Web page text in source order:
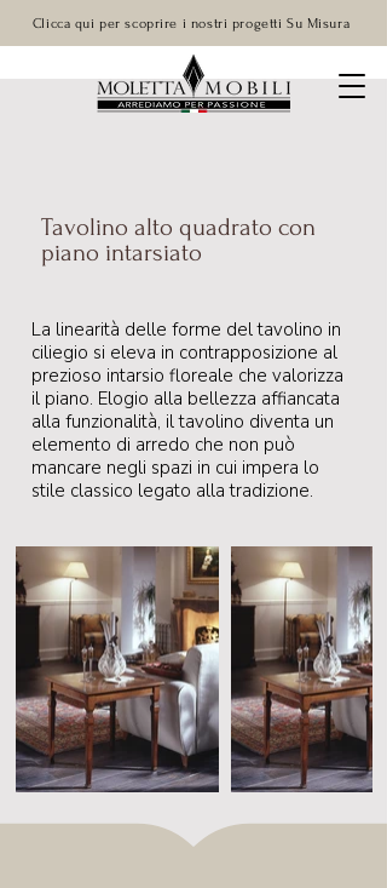
Clicca qui per scoprire i nostri progetti Su Misura
Tavolino alto quadrato con
piano intarsiato
La linearità delle forme del tavolino in
ciliegio si eleva in contrapposizione al
prezioso intarsio floreale che valorizza
il piano. Elogio alla bellezza affiancata
alla funzionalità, il tavolino diventa un
elemento di arredo che non può
mancare negli spazi in cui impera lo
stile classico legato alla tradizione.